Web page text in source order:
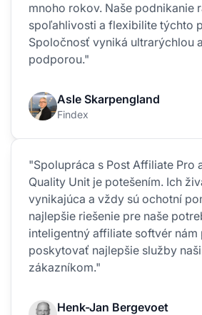
mnoho rokov. Naše podnikanie
spoľahlivosti a flexibilite týchto
Spoločnosť vyniká ultrarýchlou
podporou."
Asle Skarpengland
Findex
"Spolupráca s Post Affiliate Pro
Quality Unit je potešením. Ich
vynikajúca a vždy sú ochotní
najlepšie riešenie pre naše
inteligentný affiliate softvér nám
poskytovať najlepšie služby
zákazníkom."
Henk-Jan Bergevoet